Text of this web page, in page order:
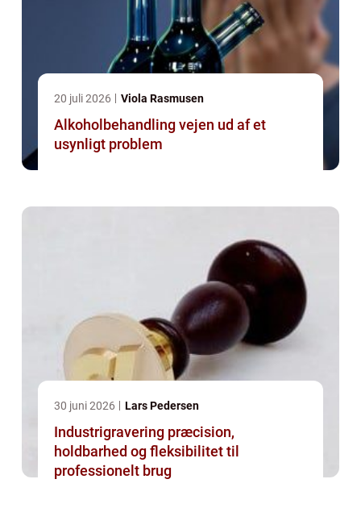
20 juli 2026 Viola Rasmusen
Alkoholbehandling vejen ud af et
usynligt problem
30 juni 2026 Lars Pedersen
Industrigravering præcision,
holdbarhed og fleksibilitet til
professionelt brug